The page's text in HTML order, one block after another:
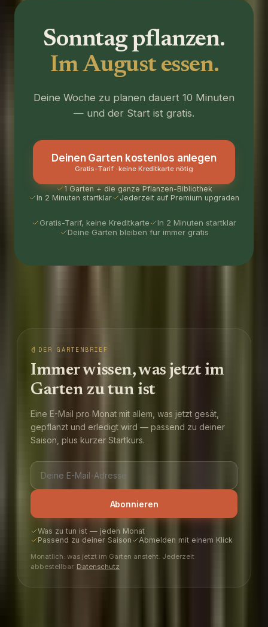
Sonntag pflanzen.
Im August essen.
Deine Woche zu planen dauert 10 Minuten
— und der Start ist gratis.
Deinen Garten kostenlos anlegen
Gratis-Tarif · keine Kreditkarte nötig
1 Garten + die ganze Pflanzen-Bibliothek
In 2 Minuten startklar
Jederzeit auf Premium upgraden
Gratis-Tarif, keine Kreditkarte
In 2 Minuten startklar
Deine Gärten bleiben für immer gratis
DER GARTENBRIEF
Immer wissen, was jetzt im
Garten zu tun ist
Eine E-Mail pro Monat mit allem, was jetzt gesät,
gepflanzt und erledigt wird — passend zu deiner
Saison, plus kurzer Startkurs.
Abonnieren
Was zu tun ist — jeden Monat
Passend zu deiner Saison
Abmelden mit einem Klick
Monatlich: was jetzt im Garten ansteht. Jederzeit
abbestellbar. Datenschutz